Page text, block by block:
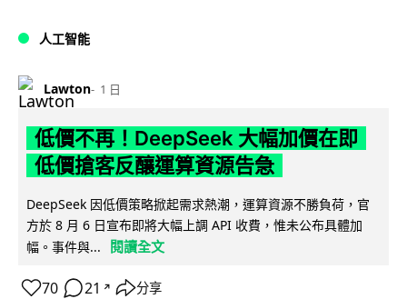
人工智能
Lawton 1 日
低價不再！DeepSeek 大幅加價在即
低價搶客反釀運算資源告急
DeepSeek 因低價策略掀起需求熱潮，運算資源不勝負荷，官
方於 8 月 6 日宣布即將大幅上調 API 收費，惟未公布具體加
幅。事件與...
閱讀全文
70 21 ↗ 分享